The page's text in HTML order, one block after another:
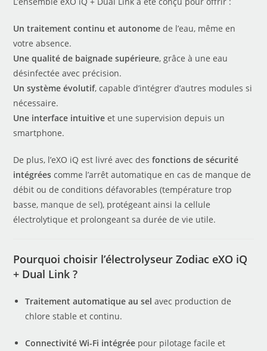
Un traitement continu et autonome de l’eau, même en
votre absence.
Une qualité de baignade supérieure, grâce à une eau
désinfectée avec précision.
Un système évolutif, capable d’intégrer d’autres modules si
nécessaire.
Une interface intuitive et une supervision depuis un
smartphone.
De plus, l’eXO iQ est livré avec desfonctions de sécurité
intégrées comme l’arrêt automatique en cas de manque de
débit ou de conditions défavorables (température trop
basse, manque de sel), protégeant ainsi la cellule
électrolytique et prolongeant sa durée de vie utile.
Pourquoi choisir l’électrolyseur Zodiac eXO iQ
+ Dual Link ?
Traitement automatique au sel avec production de
chlore stable et continu.
Connectivité Wi-Fi intégrée pour pilotage facile et